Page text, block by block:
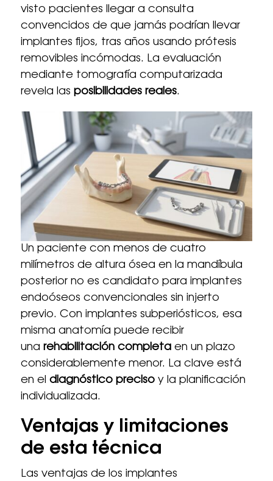
visto pacientes llegar a consulta
convencidos de que jamás podrían llevar
implantes fijos, tras años usando prótesis
removibles incómodas. La evaluación
mediante tomografía computarizada
revela las posibilidades reales.
Un paciente con menos de cuatro
milímetros de altura ósea en la mandíbula
posterior no es candidato para implantes
endoóseos convencionales sin injerto
previo. Con implantes subperiósticos, esa
misma anatomía puede recibir
una rehabilitación completaen un plazo
considerablemente menor. La clave está
en el diagnóstico precisoy la planificación
individualizada.
Ventajas y limitaciones
de esta técnica
Las ventajas de los implantes